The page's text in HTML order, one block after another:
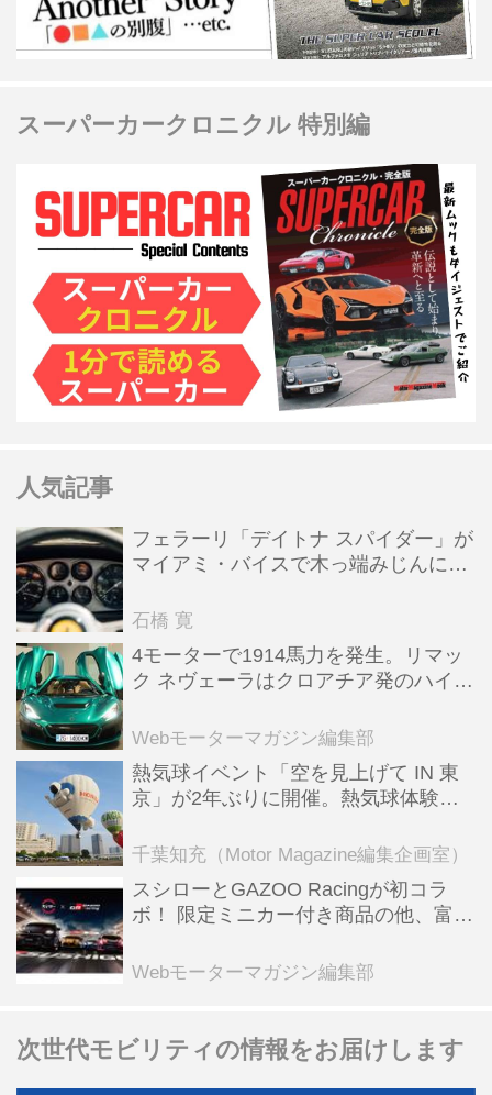
スーパーカークロニクル 特別編
人気記事
フェラーリ「デイトナ スパイダー」が
マイアミ・バイスで木っ端みじんにな
石橋 寛
4モーターで1914馬力を発生。リマッ
ク ネヴェーラはクロアチア発のハイパ
全版／115】
Webモーターマガジン編集部
熱気球イベント「空を見上げて IN 東
京」が2年ぶりに開催。熱気球体験搭
ンテンツも
千葉知充（Motor Magazine編集企画室）
スシローとGAZOO Racingが初コラ
ボ！ 限定ミニカー付き商品の他、富士
る抽選企画などを展開
Webモーターマガジン編集部
次世代モビリティの情報をお届けします